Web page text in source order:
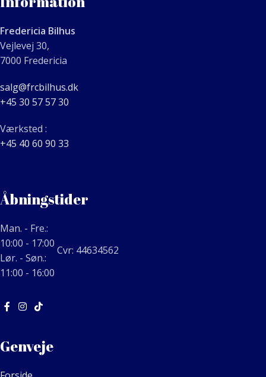
Fredericia Bilhus
Vejlevej 30,
7000 Fredericia
salg@frcbilhus.dk
+45 30 57 57 30
Værksted :
+45 40 60 90 33
Åbningstider
Man. - Fre.:
10:00 - 17:00
Lør. - Søn.:
11:00 - 16:00
Cvr: 44634562
Genveje